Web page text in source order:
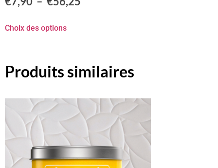
Choix des options
Produits similaires